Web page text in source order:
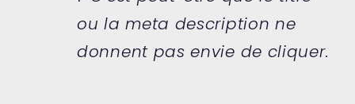
ou la meta description ne
donnent pas envie de cliquer.